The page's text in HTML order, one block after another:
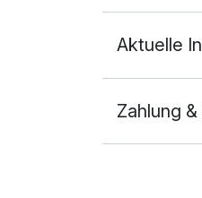
Aktuelle
Zahlung &